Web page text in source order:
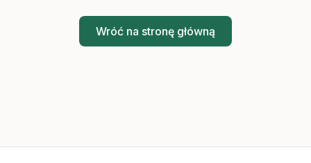
Wróć na stronę główną